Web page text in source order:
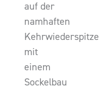
auf der
namhaften
Kehrwiederspitze
mit
einem
Sockelbau